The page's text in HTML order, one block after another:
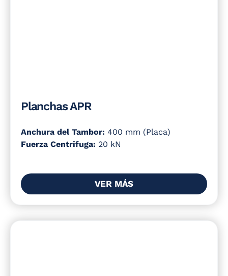
Planchas APR
Anchura del Tambor: 400 mm (Placa)
Fuerza Centrifuga: 20 kN
VER MÁS